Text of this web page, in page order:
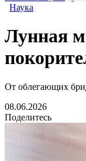
Наука
Лунная
От облегающих
08.06.2026
Поделитесь